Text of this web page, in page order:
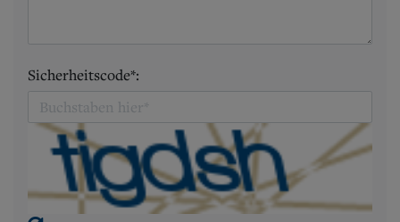
Sicherheitscode*: